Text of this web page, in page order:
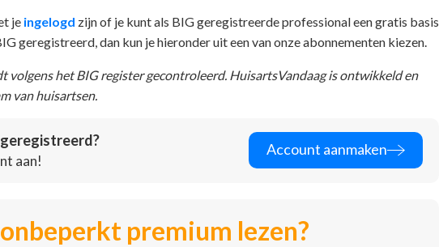
je ingelogd zijn of je kunt als BIG geregistreerde professional een gratis basis
geregistreerd, dan kun je hieronder uit een van onze abonnementen kiezen.
volgens het BIG register gecontroleerd. HuisartsVandaag is ontwikkeld en
van huisartsen.
aan!
Account aanmaken
premium lezen?